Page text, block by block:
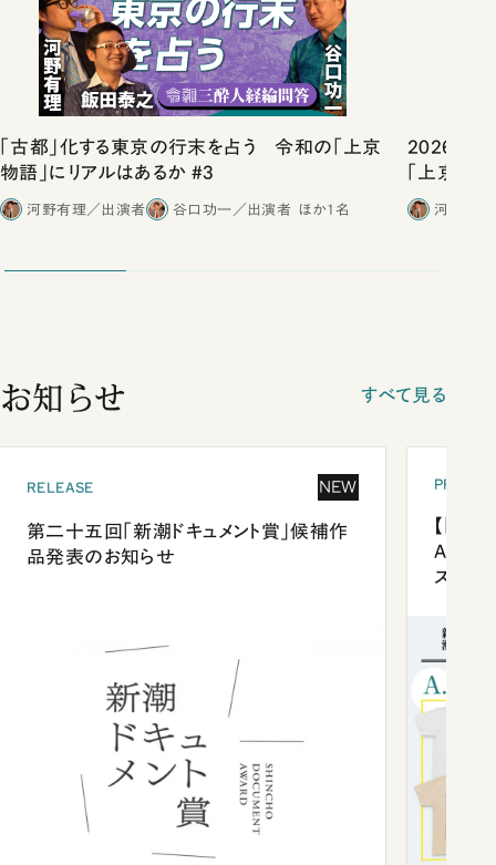
「古都」化する東京の行末を占う 令和の「上京
物語」にリアルはあるか #3
河野有理／出演者 谷口功一／出演者 ほか1名
2026年の
「上京物
河野有
お知らせ すべて見る
RELEASE NEW
第二十五回「新潮ドキュメント賞」候補作
品発表のお知らせ
【「新
ズプレ